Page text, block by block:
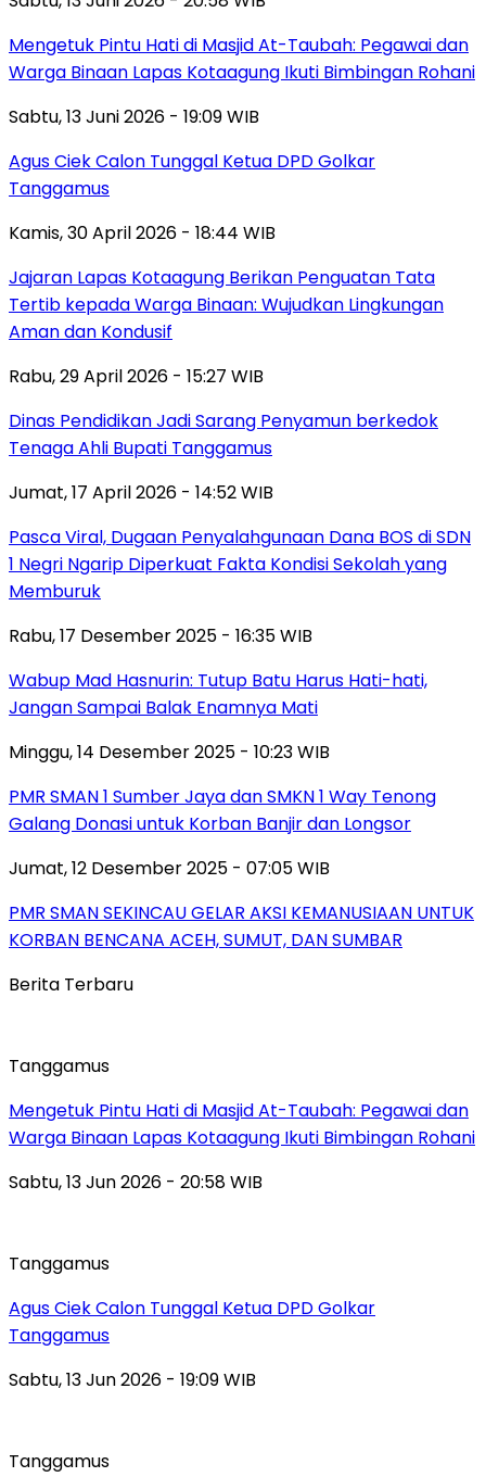
Mengetuk Pintu Hati di Masjid At-Taubah: Pegawai dan
Warga Binaan Lapas Kotaagung Ikuti Bimbingan Rohani
Sabtu, 13 Juni 2026 - 19:09 WIB
Agus Ciek Calon Tunggal Ketua DPD Golkar
Tanggamus
Kamis, 30 April 2026 - 18:44 WIB
Jajaran Lapas Kotaagung Berikan Penguatan Tata
Tertib kepada Warga Binaan: Wujudkan Lingkungan
Aman dan Kondusif
Rabu, 29 April 2026 - 15:27 WIB
Dinas Pendidikan Jadi Sarang Penyamun berkedok
Tenaga Ahli Bupati Tanggamus
Jumat, 17 April 2026 - 14:52 WIB
Pasca Viral, Dugaan Penyalahgunaan Dana BOS di SDN
1 Negri Ngarip Diperkuat Fakta Kondisi Sekolah yang
Memburuk
Rabu, 17 Desember 2025 - 16:35 WIB
Wabup Mad Hasnurin: Tutup Batu Harus Hati-hati,
Jangan Sampai Balak Enamnya Mati
Minggu, 14 Desember 2025 - 10:23 WIB
PMR SMAN 1 Sumber Jaya dan SMKN 1 Way Tenong
Galang Donasi untuk Korban Banjir dan Longsor
Jumat, 12 Desember 2025 - 07:05 WIB
PMR SMAN SEKINCAU GELAR AKSI KEMANUSIAAN UNTUK
KORBAN BENCANA ACEH, SUMUT, DAN SUMBAR
Berita Terbaru
Tanggamus
Mengetuk Pintu Hati di Masjid At-Taubah: Pegawai dan
Warga Binaan Lapas Kotaagung Ikuti Bimbingan Rohani
Sabtu, 13 Jun 2026 - 20:58 WIB
Tanggamus
Agus Ciek Calon Tunggal Ketua DPD Golkar
Tanggamus
Sabtu, 13 Jun 2026 - 19:09 WIB
Tanggamus